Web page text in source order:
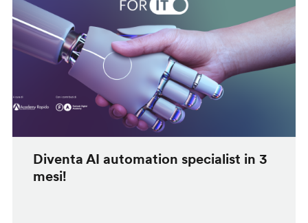
Diventa AI automation specialist in 3
mesi!